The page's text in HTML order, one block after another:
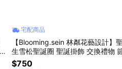
宅配商品
【Blooming.sein 林粼花藝設計】
生雪松聖誕圈 聖誕掛飾 交換禮物
$750